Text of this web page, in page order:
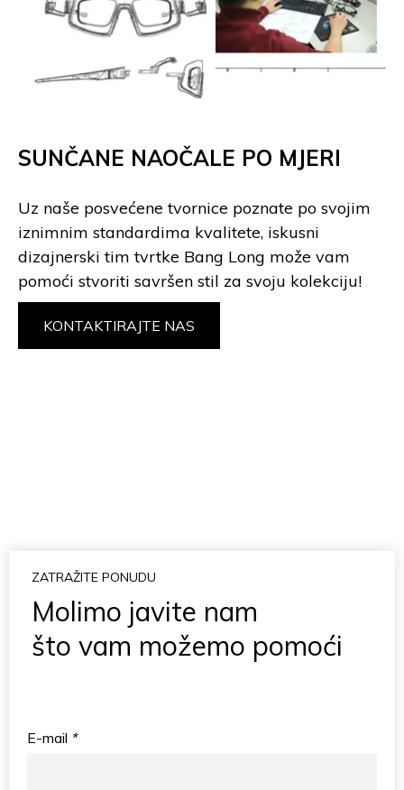
SUNČANE NAOČALE PO MJERI
Uz naše posvećene tvornice poznate po svojim
iznimnim standardima kvalitete, iskusni
dizajnerski tim tvrtke Bang Long može vam
pomoći stvoriti savršen stil za svoju kolekciju!
KONTAKTIRAJTE NAS
ZATRAŽITE PONUDU
Molimo javite nam
što vam možemo pomoći
*
E-mail